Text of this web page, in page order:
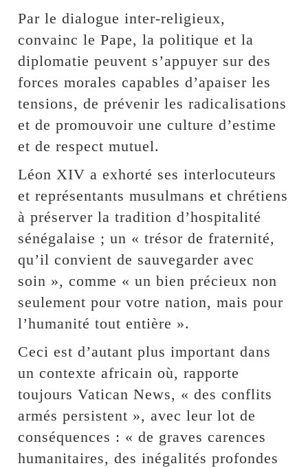
Par le dialogue inter-religieux,
convainc le Pape, la politique et la
diplomatie peuvent s’appuyer sur des
forces morales capables d’apaiser les
tensions, de prévenir les radicalisations
et de promouvoir une culture d’estime
et de respect mutuel.
Léon XIV a exhorté ses interlocuteurs
et représentants musulmans et chrétiens
à préserver la tradition d’hospitalité
sénégalaise ; un « trésor de fraternité,
qu’il convient de sauvegarder avec
soin », comme « un bien précieux non
seulement pour votre nation, mais pour
l’humanité tout entière ».
Ceci est d’autant plus important dans
un contexte africain où, rapporte
toujours Vatican News, « des conflits
armés persistent », avec leur lot de
conséquences : « de graves carences
humanitaires, des inégalités profondes